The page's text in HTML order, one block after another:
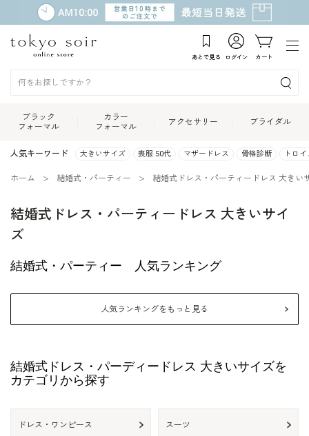
あとで見る ログイン カート
ブラック
フォーマル
カラー
フォーマル
アクセサリー ブライダル
人気キーワード 大きいサイズ 喪服 50代 マザードレス 骨格診断 トロ
ホーム 結婚式・パーティー 結婚式ドレス・パーティードレス 大きい
結婚式ドレス・パーティードレス 大きいサイ
ズ
結婚式・パーティー 人気ランキング
人気ランキングをもっと見る
結婚式ドレス・パーディードレス 大きいサイズを
カテゴリから探す
ドレス・ワンピース スーツ